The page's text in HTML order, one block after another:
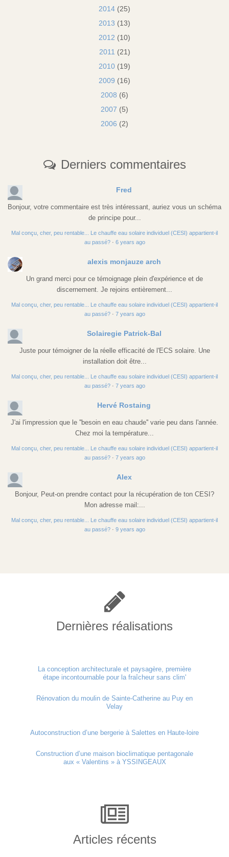
2014 (25)
2013 (13)
2012 (10)
2011 (21)
2010 (19)
2009 (16)
2008 (6)
2007 (5)
2006 (2)
Derniers commentaires
Fred
Bonjour, votre commentaire est très intéressant, auriez vous un schéma
de principe pour...
Mal conçu, cher, peu rentable... Le chauffe eau solaire individuel (CESI) appartient-il
au passé?· 6 years ago
alexis monjauze arch
Un grand merci pour ce témoignage plein d'expérience et de
discernement. Je rejoins entièrement...
Mal conçu, cher, peu rentable... Le chauffe eau solaire individuel (CESI) appartient-il
au passé?· 7 years ago
Solairegie Patrick-Bal
Juste pour témoigner de la réelle efficacité de l'ECS solaire. Une
installation doit être...
Mal conçu, cher, peu rentable... Le chauffe eau solaire individuel (CESI) appartient-il
au passé?· 7 years ago
Hervé Rostaing
J'ai l'impression que le ''besoin en eau chaude'' varie peu dans l'année.
Chez moi la température...
Mal conçu, cher, peu rentable... Le chauffe eau solaire individuel (CESI) appartient-il
au passé?· 7 years ago
Alex
Bonjour, Peut-on prendre contact pour la récupération de ton CESI?
Mon adresse mail:...
Mal conçu, cher, peu rentable... Le chauffe eau solaire individuel (CESI) appartient-il
au passé?· 9 years ago
Dernières réalisations
La conception architecturale et paysagère, première
étape incontournable pour la fraîcheur sans clim'
Rénovation du moulin de Sainte-Catherine au Puy en
Velay
Autoconstruction d’une bergerie à Salettes en Haute-loire
Construction d’une maison bioclimatique pentagonale
aux « Valentins » à YSSINGEAUX
Articles récents